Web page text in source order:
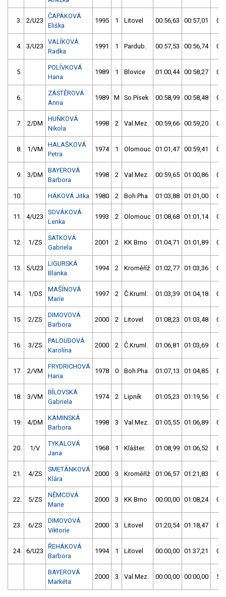
3. 2/U23
ČAPÁKOVÁ
Eliška
1995 1 Litovel 00:56,63 00:57,01
4. 3/U23
VALÍKOVÁ
Radka
1991 1 Pardub. 00:57,53 00:56,74
5.
POLÍVKOVÁ
Hana
1989 1 Blovice 01:00,44 00:58,27
6.
ZÁSTĚROVÁ
Anna
1989 M So Písek 00:58,99 00:58,48
7. 2/DM
HUŇKOVÁ
Nikola
1998 2 Val.Mez. 00:59,66 00:59,20
8. 1/VM
HALAŠKOVÁ
Petra
1974 1 Olomouc 01:01,47 00:59,41
9. 3/DM
BAYEROVÁ
Barbora
1998 2 Val.Mez. 00:59,65 01:00,86
10. HÁKOVÁ Jitka 1980 2 Boh.Pha 01:03,88 01:01,00
11. 4/U23
SOVÁKOVÁ
Lenka
1993 2 Olomouc 01:08,68 01:01,14
12. 1/ZS
SATKOVÁ
Gabriela
2001 2 KK Brno 01:04,71 01:01,89
13. 5/U23
LIGURSKÁ
Blanka
1994 2 Kroměříž 01:02,77 01:03,36
14. 1/DS
MAŠÍNOVÁ
Marie
1997 2 Č.Kruml. 01:03,39 01:04,18
15. 2/ZS
DIMOVOVÁ
Barbora
2000 2 Litovel 01:08,23 01:03,48
16. 3/ZS
PALOUDOVÁ
Karolína
2000 2 Č.Kruml. 01:06,81 01:03,69
17. 2/VM
FRYDRICHOVÁ
Hana
1978 0 Boh.Pha 01:07,13 01:04,85
18. 3/VM
BÍLOVSKÁ
Gabriela
1974 2 Lipník 01:05,23 01:19,56
19. 4/DM
KAMINSKÁ
Barbora
1998 3 Val.Mez. 01:05,55 01:06,89
20. 1/V
TYKALOVÁ
Jana
1968 1 Klášter. 01:08,99 01:06,52
21. 4/ZS
SMETÁNKOVÁ
Klára
2000 3 Kroměříž 01:06,57 01:21,83
22. 5/ZS
NĚMCOVÁ
Marie
2000 3 KK Brno 00:00,00 01:08,24
23. 6/ZS
DIMOVOVÁ
Viktorie
2000 3 Litovel 01:20,54 01:18,47
24. 6/U23
ŘEHÁKOVÁ
Barbora
1994 1 Litovel 00:00,00 01:37,21
BAYEROVÁ
Markéta
2000 3 Val.Mez. 00:00,00 00:00,00